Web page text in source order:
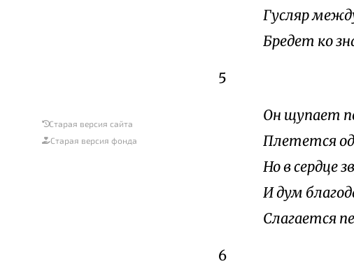
Старая версия сайта
Старая версия фонда
Гусляр
Бредет ко
5
Он щупает
Плетется
Но в сердце
И дум
Слагается
6